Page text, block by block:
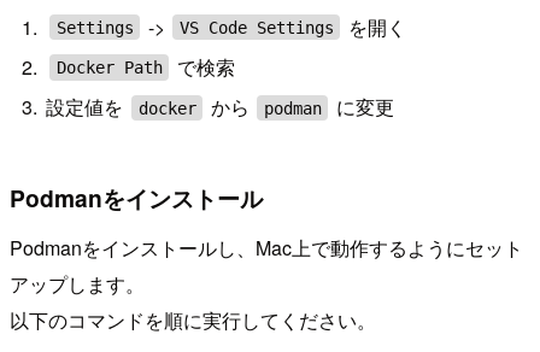
Settings -> VS Code Settings を開く
Docker Path
で検索
設定値を
docker から podman に変更
Podmanをインストール
Podmanをインストールし、Mac上で動作するようにセット
アップします。
以下のコマンドを順に実行してください。